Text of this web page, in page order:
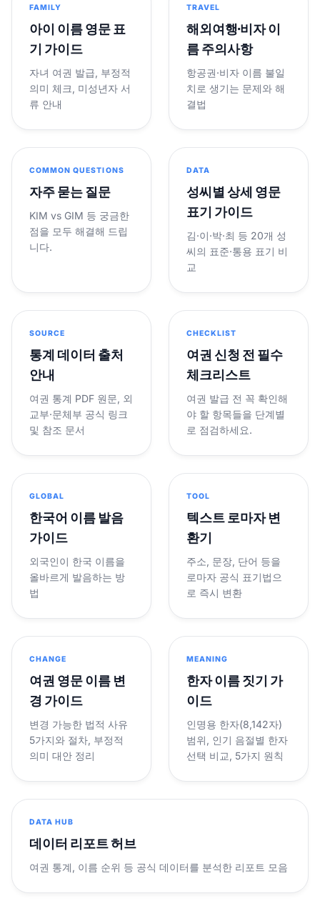
FAMILY
아이 이름 영문 표
기 가이드
자녀 여권 발급, 부정적
의미 체크, 미성년자 서
류 안내
TRAVEL
해외여행·비자 이
름 주의사항
항공권·비자 이름 불일
치로 생기는 문제와 해
결법
COMMON QUESTIONS
자주 묻는 질문
KIM vs GIM 등 궁금한
점을 모두 해결해 드립
니다.
DATA
성씨별 상세 영문
표기 가이드
김·이·박·최 등 20개 성
씨의 표준·통용 표기 비
교
SOURCE
통계 데이터 출처
안내
여권 통계 PDF 원문, 외
교부·문체부 공식 링크
및 참조 문서
CHECKLIST
여권 신청 전 필수
체크리스트
여권 발급 전 꼭 확인해
야 할 항목들을 단계별
로 점검하세요.
GLOBAL
한국어 이름 발음
가이드
외국인이 한국 이름을
올바르게 발음하는 방
법
TOOL
텍스트 로마자 변
환기
주소, 문장, 단어 등을
로마자 공식 표기법으
로 즉시 변환
CHANGE
여권 영문 이름 변
경 가이드
변경 가능한 법적 사유
5가지와 절차, 부정적
의미 대안 정리
MEANING
한자 이름 짓기 가
이드
인명용 한자(8,142자)
범위, 인기 음절별 한자
선택 비교, 5가지 원칙
DATA HUB
데이터 리포트 허브
여권 통계, 이름 순위 등 공식 데이터를 분석한 리포트 모음